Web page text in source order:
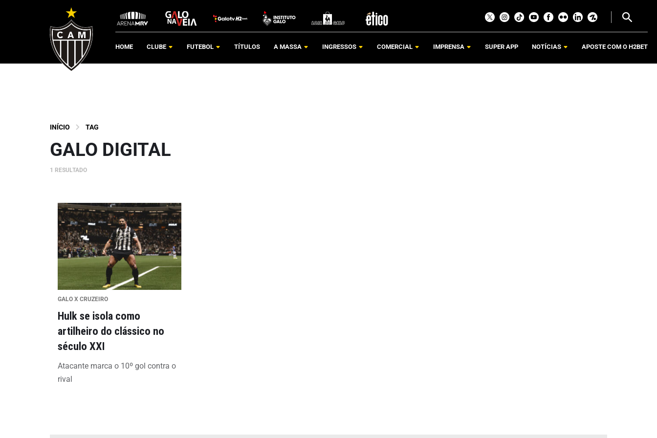
HOME CLUBE FUTEBOL TÍTULOS A MASSA INGRESSOS COMERCIAL IMPRENSA SUPER APP NOTÍCIAS APOSTE COM O H2BET
INÍCIO TAG
GALO DIGITAL
1 RESULTADO
GALO X CRUZEIRO
Hulk se isola como
artilheiro do clássico no
século XXI
Atacante marca o 10º gol contra o
rival